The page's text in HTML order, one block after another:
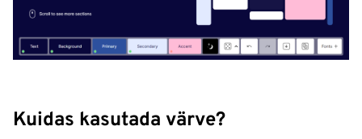
Kuidas kasutada värve?